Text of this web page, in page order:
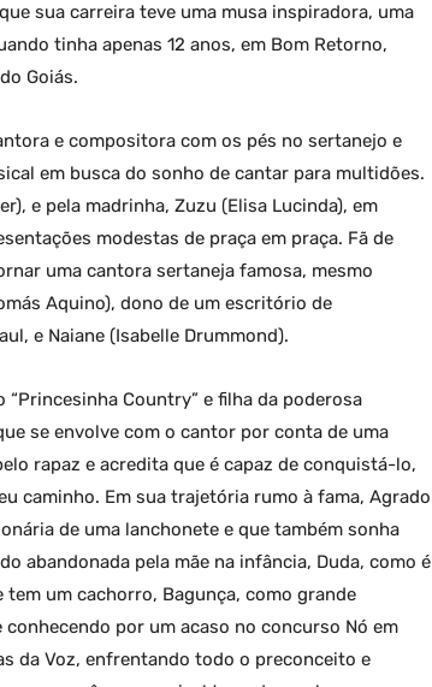
sua carreira teve uma musa inspiradora, uma
tinha apenas 12 anos, em Bom Retorno,
Goiás.
e compositora com os pés no sertanejo e
em busca do sonho de cantar para multidões.
e pela madrinha, Zuzu (Elisa Lucinda), em
modestas de praça em praça. Fã de
uma cantora sertaneja famosa, mesmo
Aquino), dono de um escritório de
e Naiane (Isabelle Drummond).
Country” e filha da poderosa
se envolve com o cantor por conta de uma
rapaz e acredita que é capaz de conquistá-lo,
caminho. Em sua trajetória rumo à fama, Agrado
de uma lanchonete e que também sonha
abandonada pela mãe na infância, Duda, como é
um cachorro, Bagunça, como grande
por um acaso no concurso Nó em
da Voz, enfrentando todo o preconceito e